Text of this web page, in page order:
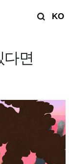
KO
다면